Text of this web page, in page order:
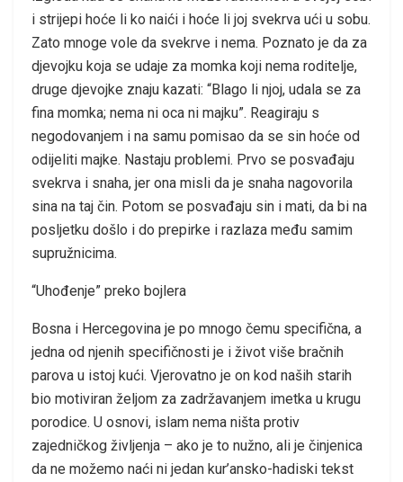
i strijepi hoće li ko naići i hoće li joj svekrva ući u sobu.
Zato mnoge vole da svekrve i nema. Poznato je da za
djevojku koja se udaje za momka koji nema roditelje,
druge djevojke znaju kazati: “Blago li njoj, udala se za
fina momka; nema ni oca ni majku”. Reagiraju s
negodovanjem i na samu pomisao da se sin hoće od
odijeliti majke. Nastaju problemi. Prvo se posvađaju
svekrva i snaha, jer ona misli da je snaha nagovorila
sina na taj čin. Potom se posvađaju sin i mati, da bi na
posljetku došlo i do prepirke i razlaza među samim
supružnicima.
“Uhođenje” preko bojlera
Bosna i Hercegovina je po mnogo čemu specifična, a
jedna od njenih specifičnosti je i život više bračnih
parova u istoj kući. Vjerovatno je on kod naših starih
bio motiviran željom za zadržavanjem imetka u krugu
porodice. U osnovi, islam nema ništa protiv
zajedničkog življenja – ako je to nužno, ali je činjenica
da ne možemo naći ni jedan kur’ansko-hadiski tekst